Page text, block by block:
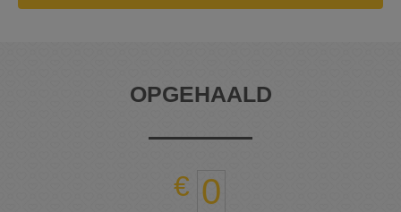
OPGEHAALD
0